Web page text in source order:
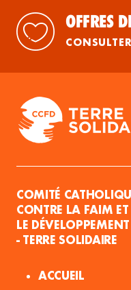
OFFRES
CONSULTER
COMITÉ
CONTRE LA FAIM
LE DÉVELOPPEMENT
- TERRE SOLIDAIRE
ACCUEIL